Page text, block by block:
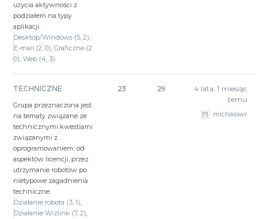
użycia aktywności z
podziałem na typy
aplikacji.
Desktop/Windows (5, 2)
E-mail (2, 0) Graficzne (2,
0) Web (4, 3)
TECHNICZNE
Grupa przeznaczona jest
na tematy związane ze
technicznymi kwestiami
związanymi z
oprogramowaniem: od
aspektów licencji, przez
utrzymanie robotów po
nietypowe zagadnienia
techniczne.
Działanie robota (3, 1)
Działanie Wizlink (7, 2)
23 29
4 lata, 1 miesiąc
temu
michalowr